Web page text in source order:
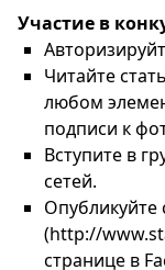
Участие в
Читайте
любом
подписи к
Вступите в
сетей.
Опубликуйте
(http://
странице в